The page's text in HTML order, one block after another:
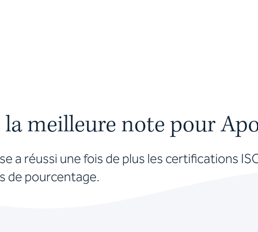
la meilleure note pour
a réussi une fois de plus les certifications
de pourcentage.